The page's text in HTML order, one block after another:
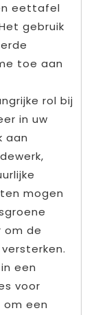
eettafel
gebruik
toe aan
rol bij
in uw
aan
mogen
om de
een
voor
een